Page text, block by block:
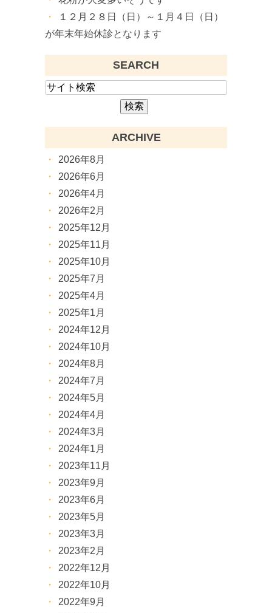
１２月２８日（日）～１月４日（日）
が年末年始休診となります
SEARCH
ARCHIVE
2026年8月
2026年6月
2026年4月
2026年2月
2025年12月
2025年11月
2025年10月
2025年7月
2025年4月
2025年1月
2024年12月
2024年10月
2024年8月
2024年7月
2024年5月
2024年4月
2024年3月
2024年1月
2023年11月
2023年9月
2023年6月
2023年5月
2023年3月
2023年2月
2022年12月
2022年10月
2022年9月